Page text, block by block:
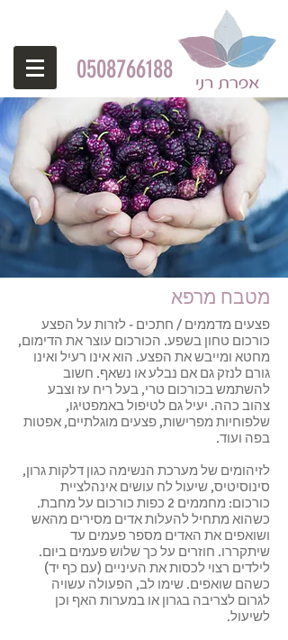
0508766188
מטבח מרפא
פצעים מדממים / חתכים - לזרות על הפצע
כורכום טחון בשפע. הכורכום עוצר את הדימום,
מחטא ומייבש את הפצע. הוא אינו רעיל ואינו
גורם לנזק גם אם נבלע או נשאף. חשוב
להשתמש בכורכום טרי, בעל ריח עז וצבע
צהוב כהה. יעיל גם לטיפול באמפטיגו,
שלפוחיות מפרישות, פצעים מוגלתיים, אפטות
בפה ועוד.
לזיהומים של מערכת הנשימה כגון דלקות גרון,
סינוסיטיס, שיעול לח עושים אינהלציית
כורכום: מחממים 2 כפות כורכום על מחבת.
כשהוא מתחיל להעלות אדים מסירים מהאש
ושואפים את האדים מספר פעמים עד
שיתקררו. חוזרים על כך שלוש פעמים ביום.
לילדים רצוי לכסות את העיניים (עם כף יד)
כשהם שואפים. שימו לב, הפעולה עשויה
לגרום לצריבה בגרון או במערות האף וכן
לשיעול.